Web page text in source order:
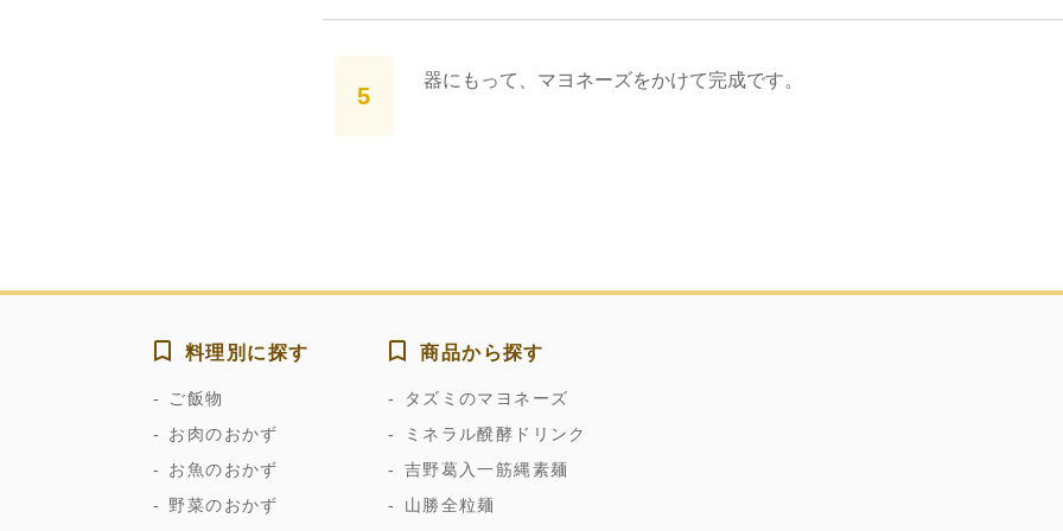
器にもって、マヨネーズをかけて完成です。
料理別に探す
ご飯物
お肉のおかず
お魚のおかず
野菜のおかず
商品から探す
タズミのマヨネーズ
ミネラル醗酵ドリンク
吉野葛入一筋縄素麺
山勝全粒麺